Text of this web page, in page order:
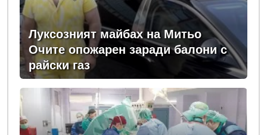
Луксозният майбах на Митьо
Очите опожарен заради балони с
райски газ